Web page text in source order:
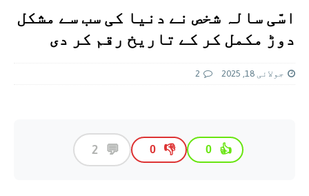
اسّی سالہ شخص نے دنیا کی سب سے مشکل
دوڑ مکمل کر کے تاریخ رقم کر دی
جولائی 18, 2025 2
👍
0
👎
0
💬
2